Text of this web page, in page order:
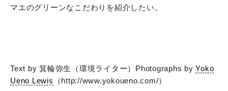
マエのグリーンなこだわりを紹介したい。
Text by 箕輪弥生（環境ライター） Photographs byYoko
Ueno Lewis （http://www.yokoueno.com/）